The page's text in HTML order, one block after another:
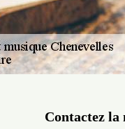
Contactez la